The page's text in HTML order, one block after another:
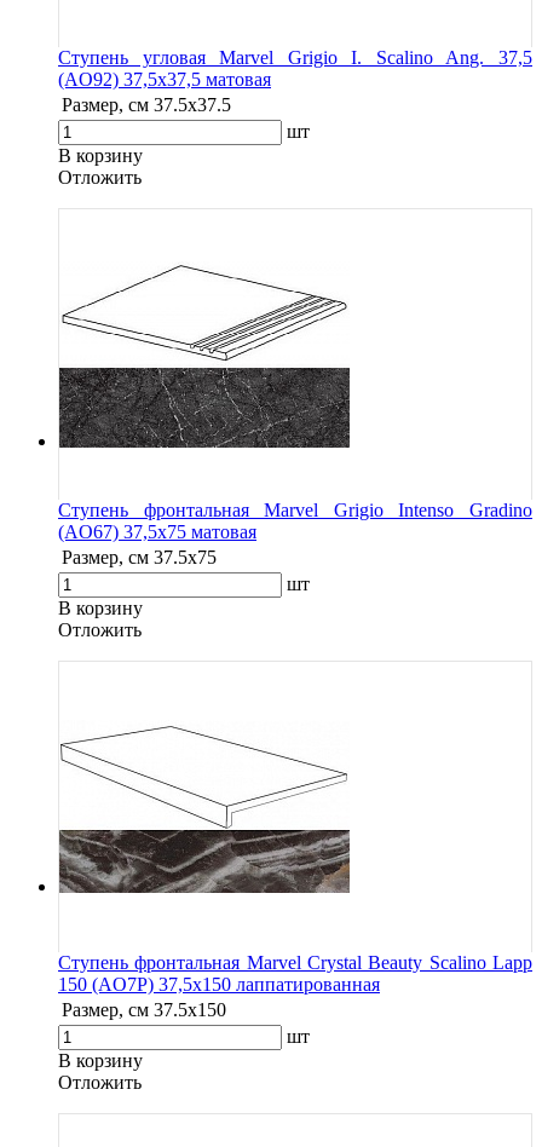
Ступень угловая Marvel Grigio I. Scalino Ang. 37,5
(AO92) 37,5x37,5 матовая
Размер, см 37.5x37.5
шт
В корзину
Oтложить
Ступень фронтальная Marvel Grigio Intenso Gradino
(AO67) 37,5x75 матовая
Размер, см 37.5x75
шт
В корзину
Oтложить
Ступень фронтальная Marvel Crystal Beauty Scalino Lapp
150 (AO7P) 37,5x150 лаппатированная
Размер, см 37.5x150
шт
В корзину
Oтложить